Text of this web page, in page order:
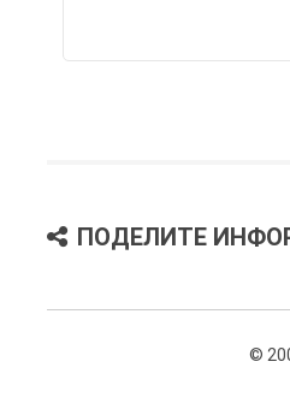
ПОДЕЛИТЕ
©